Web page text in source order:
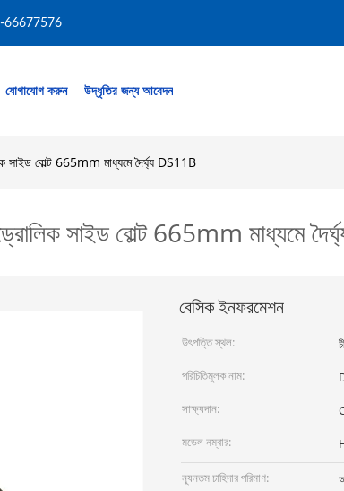
66677576
যোগাযোগ করুন উদ্ধৃতির জন্য আবেদন
বোল্ট 665mm মাধ্যমে দৈর্ঘ্য DS11B
সাইড বোল্ট 665mm মাধ্যমে
বেসিক ইনফরমেশন
উৎপত্তি স্থল:
পরিচিতিমুলক নাম:
সাক্ষ্যদান:
মডেল নম্বার:
ন্যূনতম চাহিদার পরিমাণ: